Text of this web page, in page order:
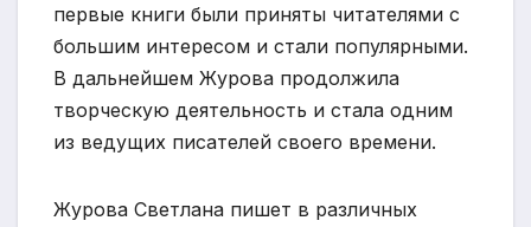
первые книги были приняты читателями с
большим интересом и стали популярными.
В дальнейшем Журова продолжила
творческую деятельность и стала одним
из ведущих писателей своего времени.
Журова Светлана пишет в различных